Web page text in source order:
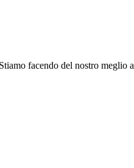
facendo del nostro meglio